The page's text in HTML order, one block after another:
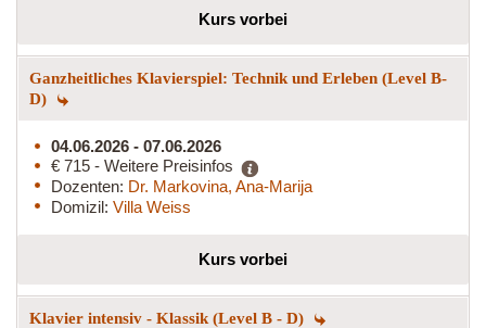
Kurs vorbei
Ganzheitliches Klavierspiel: Technik und Erleben (Level B-
D)
04.06.2026 - 07.06.2026
€ 715 - Weitere Preisinfos
Dozenten: Dr. Markovina, Ana-Marija
Domizil: Villa Weiss
Kurs vorbei
Klavier intensiv - Klassik (Level B - D)